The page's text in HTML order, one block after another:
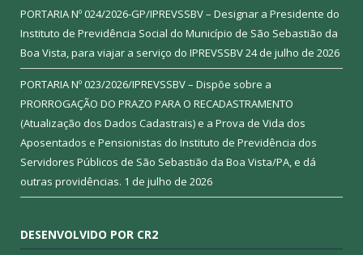
PORTARIA Nº 024/2026-GP/IPREVSSBV – Designar a Presidente do
Instituto de Previdência Social do Município de São Sebastião da
Boa Vista, para viajar a serviço do IPREVSSBV24 de julho de 2026
PORTARIA Nº 023/2026/IPREVSSBV – Dispõe sobre a
PRORROGAÇÃO DO PRAZO PARA O RECADASTRAMENTO
(Atualização dos Dados Cadastrais) e a Prova de Vida dos
Aposentados e Pensionistas do Instituto de Previdência dos
Servidores Públicos de São Sebastião da Boa Vista/PA, e dá
outras providências. 1 de julho de 2026
DESENVOLVIDO POR CR2